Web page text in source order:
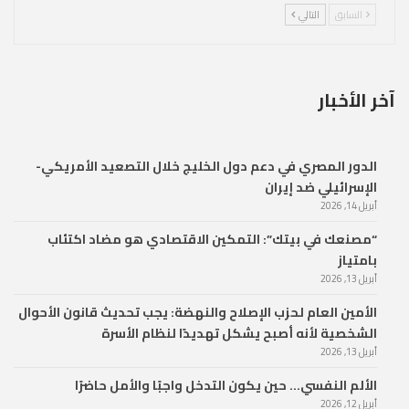
السابق التالي
آخر الأخبار
الدور المصري في دعم دول الخليج خلال التصعيد الأمريكي-
الإسرائيلي ضد إيران
أبريل 14, 2026
“مصنعك في بيتك”: التمكين الاقتصادي هو مضاد اكتئاب
بامتياز
أبريل 13, 2026
الأمين العام لحزب الإصلاح والنهضة: يجب تحديث قانون الأحوال
الشخصية لأنه أصبح يشكل تهديدًا لنظام الأسرة
أبريل 13, 2026
الألم النفسي… حين يكون التدخل واجبًا والأمل حاضرًا
أبريل 12, 2026